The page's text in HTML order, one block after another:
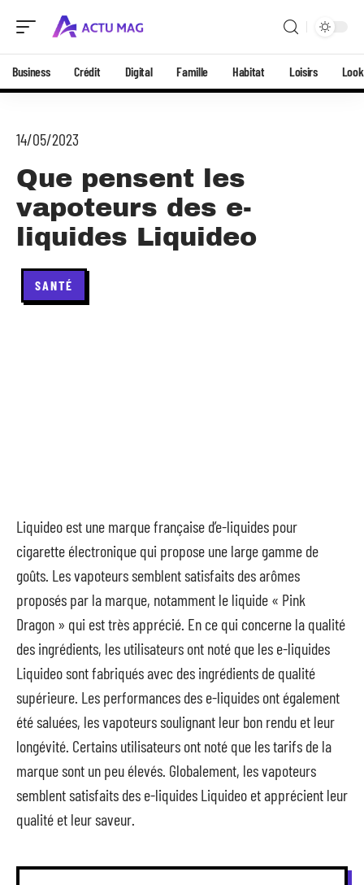
Business Crédit Digital Famille Habitat Loisirs Look
14/05/2023
Que pensent les
vapoteurs des e-
liquides Liquideo
SANTÉ
Liquideo est une marque française d’e-liquides pour
cigarette électronique qui propose une large gamme de
goûts. Les vapoteurs semblent satisfaits des arômes
proposés par la marque, notamment le liquide « Pink
Dragon » qui est très apprécié. En ce qui concerne la qualité
des ingrédients, les utilisateurs ont noté que les e-liquides
Liquideo sont fabriqués avec des ingrédients de qualité
supérieure. Les performances des e-liquides ont également
été saluées, les vapoteurs soulignant leur bon rendu et leur
longévité. Certains utilisateurs ont noté que les tarifs de la
marque sont un peu élevés. Globalement, les vapoteurs
semblent satisfaits des e-liquides Liquideo et apprécient leur
qualité et leur saveur.